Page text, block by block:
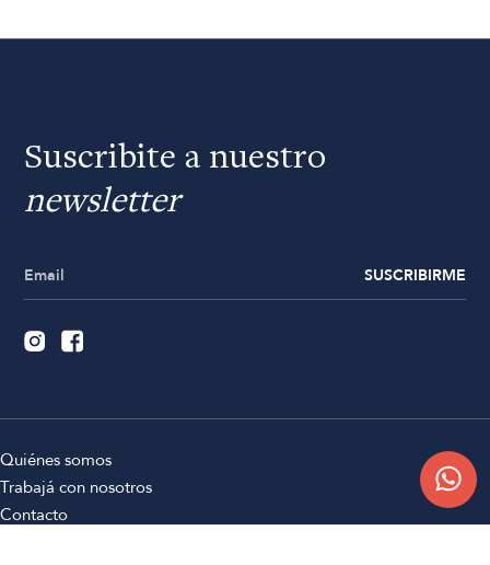
Suscribite a nuestro
newsletter
SUSCRIBIRME
Quiénes somos
Trabajá con nosotros
Contacto